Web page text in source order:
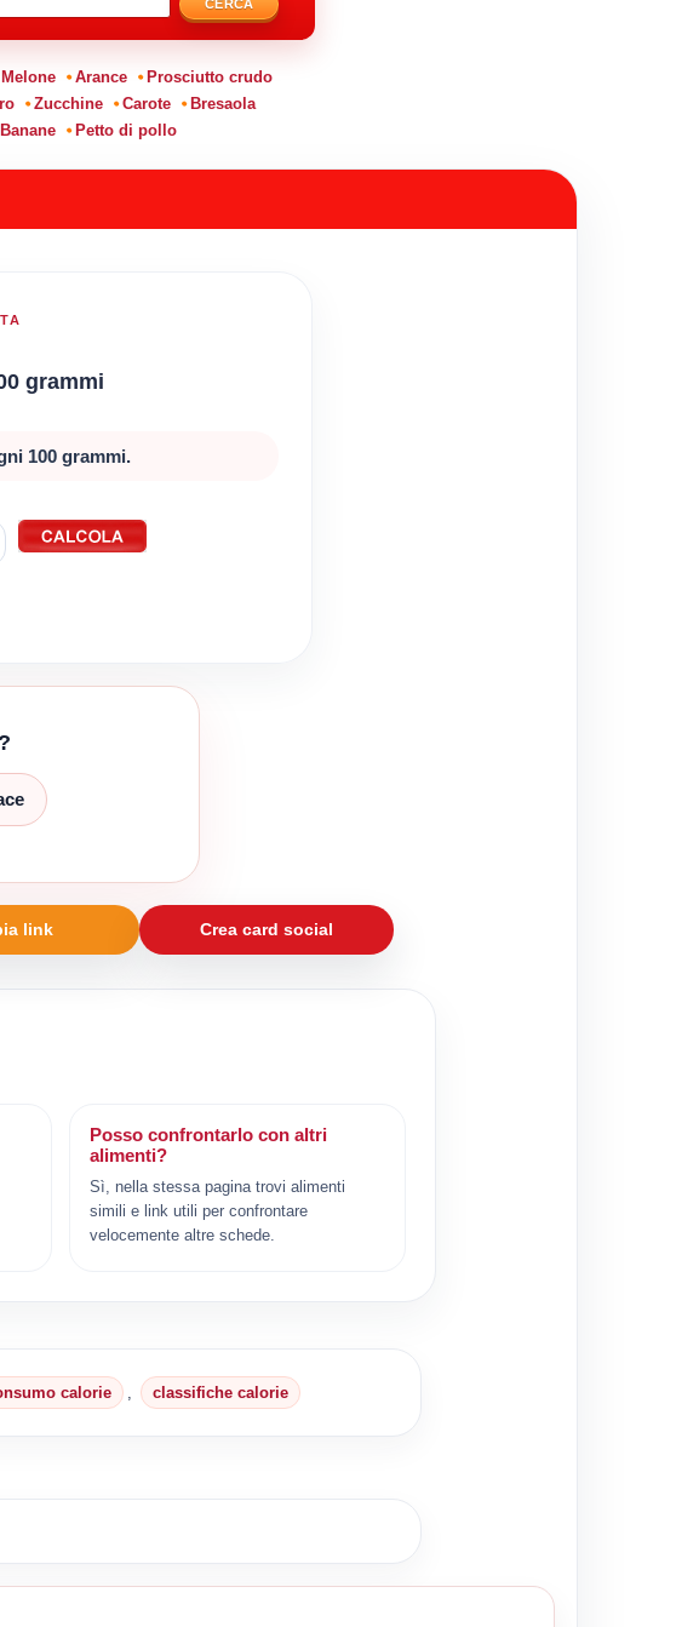
CERCA
Melone Arance
Prosciutto crudo
Zucchine Carote
Bresaola
Banane Petto di pollo
grammi
100 grammi.
link Crea card social
Posso confrontarlo con altri
alimenti?
Sì, nella stessa pagina trovi alimenti
simili e link utili per confrontare
velocemente altre schede.
calorie classifiche calorie